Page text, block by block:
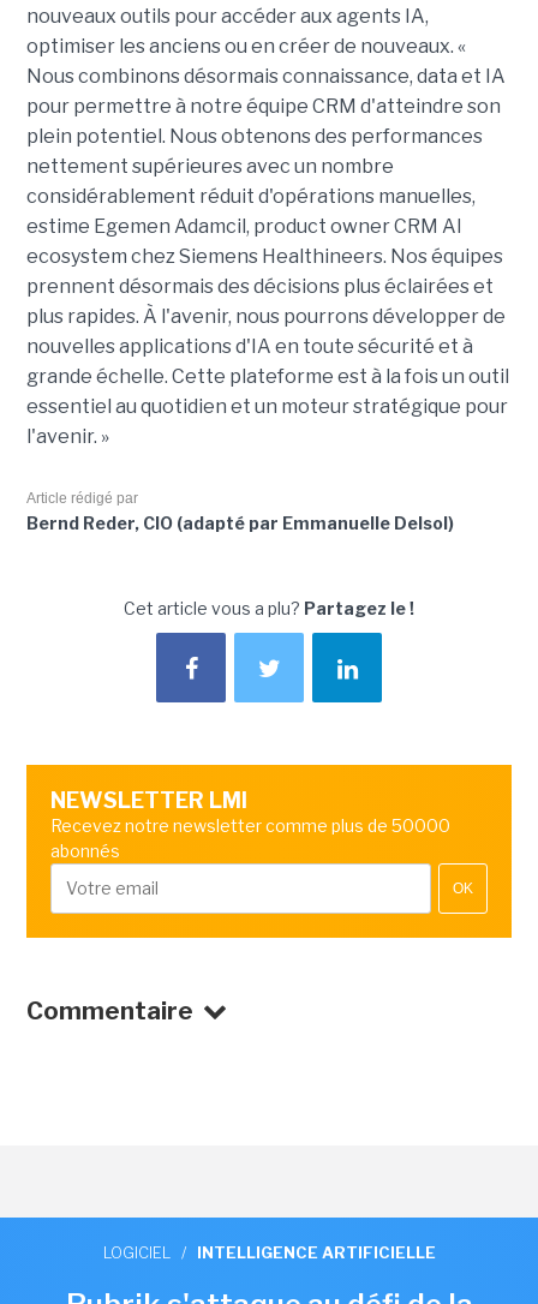
nouveaux outils pour accéder aux agents IA,
optimiser les anciens ou en créer de nouveaux. «
Nous combinons désormais connaissance, data et IA
pour permettre à notre équipe CRM d'atteindre son
plein potentiel. Nous obtenons des performances
nettement supérieures avec un nombre
considérablement réduit d'opérations manuelles,
estime Egemen Adamcil, product owner CRM AI
ecosystem chez Siemens Healthineers. Nos équipes
prennent désormais des décisions plus éclairées et
plus rapides. À l'avenir, nous pourrons développer de
nouvelles applications d'IA en toute sécurité et à
grande échelle. Cette plateforme est à la fois un outil
essentiel au quotidien et un moteur stratégique pour
l'avenir. »
Article rédigé par
Bernd Reder, CIO (adapté par Emmanuelle Delsol)
Cet article vous a plu? Partagez le !
NEWSLETTER LMI
Recevez notre newsletter comme plus de 50000
abonnés
OK
Commentaire
LOGICIEL / INTELLIGENCE ARTIFICIELLE